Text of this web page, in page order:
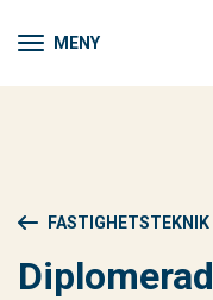
MENY
FASTIGHETSTEKNIK
Diplomerad